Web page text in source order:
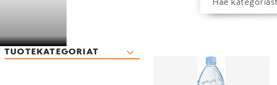
TUOTEKATEGORIAT